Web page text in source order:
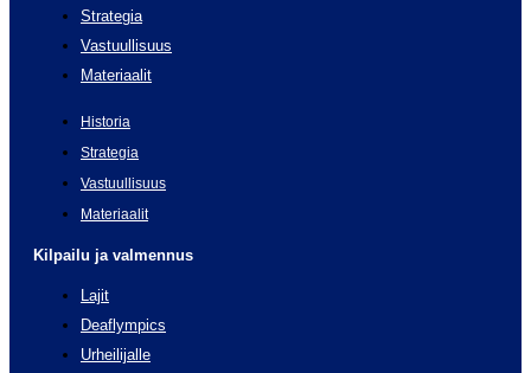
Strategia
Vastuullisuus
Materiaalit
Historia
Strategia
Vastuullisuus
Materiaalit
Kilpailu ja valmennus
Lajit
Deaflympics
Urheilijalle